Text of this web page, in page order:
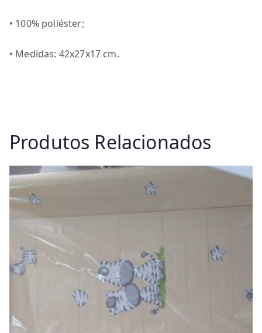
• 100% poliéster;
• Medidas: 42x27x17 cm.
Produtos Relacionados